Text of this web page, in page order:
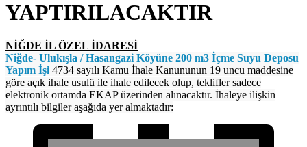
YAPTIRILACAKTIR
NİĞDE İL ÖZEL İDARESİ
Niğde- Ulukışla / Hasangazi Köyüne 200 m3 İçme Suyu Deposu
Yapım İşi 4734 sayılı Kamu İhale Kanununun 19 uncu maddesine
göre açık ihale usulü ile ihale edilecek olup, teklifler sadece
elektronik ortamda EKAP üzerinden alınacaktır. İhaleye ilişkin
ayrıntılı bilgiler aşağıda yer almaktadır: